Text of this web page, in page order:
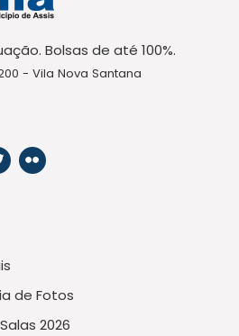
Bolsas de até 100%.
- Vila Nova Santana
de Fotos
2026